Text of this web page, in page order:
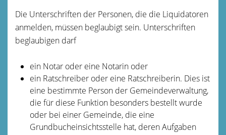
Die Unterschriften der Personen, die die Liquidatoren
anmelden, müssen beglaubigt sein. Unterschriften
beglaubigen darf
ein Notar oder eine Notarin oder
ein Ratschreiber oder eine Ratschreiberin. Dies ist
eine bestimmte Person der Gemeindeverwaltung,
die für diese Funktion besonders bestellt wurde
oder bei einer Gemeinde, die eine
Grundbucheinsichtsstelle hat, deren Aufgaben